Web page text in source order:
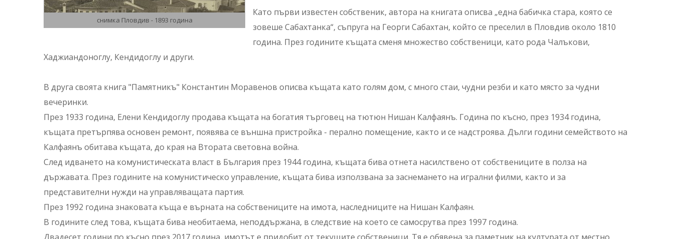
снимка Пловдив - 1893 година
Като първи известен собственик, автора на книгата описва „една бабичка стара, която се
зовеше Сабахтанка“, съпруга на Георги Сабахтан, който се преселил в Пловдив около 1810
година. През годините къщата сменя множество собственици, като рода Чалъкови,
Хаджиандоноглу, Кендидоглу и други.
В друга своята книга "Памятникъ" Константин Моравенов описва къщата като голям дом, с много стаи, чудни резби и като място за чудни
вечеринки.
През 1933 година, Елени Кендидоглу продава къщата на богатия търговец на тютюн Нишан Калфаянъ. Година по късно, през 1934 година,
къщата претърпява основен ремонт, появява се външна пристройка - перално помещение, както и се надстроява. Дълги години семейството на
Калфаянъ обитава къщата, до края на Втората световна война.
След идването на комунистическата власт в България през 1944 година, къщата бива отнета насилствено от собствениците в полза на
държавата. През годините на комунистическо управление, къщата бива използвана за заснемането на игрални филми, както и за
представителни нужди на управляващата партия.
През 1992 година знаковата къща е върната на собствениците на имота, наследниците на Нишан Калфаян.
В годините след това, къщата бива необитаема, неподдържана, в следствие на което се самосрутва през 1997 година.